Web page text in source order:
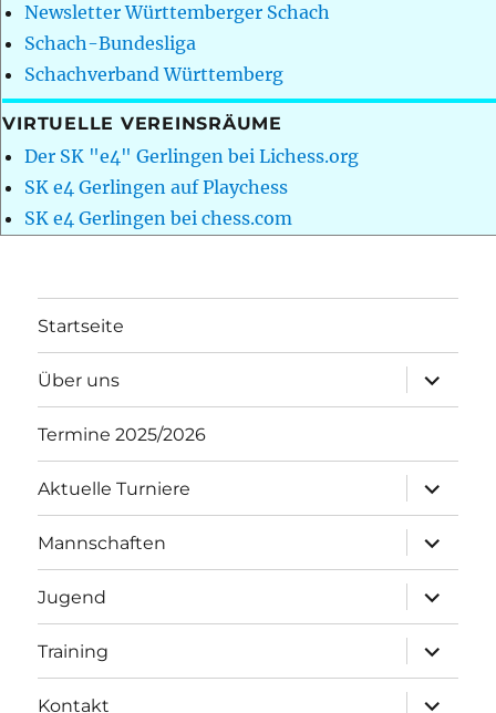
Newsletter Württemberger Schach
Schach-Bundesliga
Schachverband Württemberg
VIRTUELLE VEREINSRÄUME
Der SK "e4" Gerlingen bei Lichess.org
SK e4 Gerlingen auf Playchess
SK e4 Gerlingen bei chess.com
Startseite
Über uns
öffnen
Termine 2025/2026
Aktuelle Turniere
öffnen
Mannschaften
öffnen
Jugend
öffnen
Training
öffnen
Kontakt